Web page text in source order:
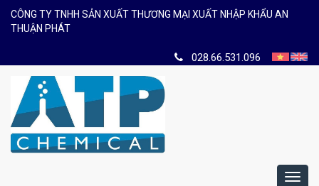
CÔNG TY TNHH SẢN XUẤT THƯƠNG MẠI XUẤT NHẬP KHẨU AN
THUẬN PHÁT
028.66.531.096